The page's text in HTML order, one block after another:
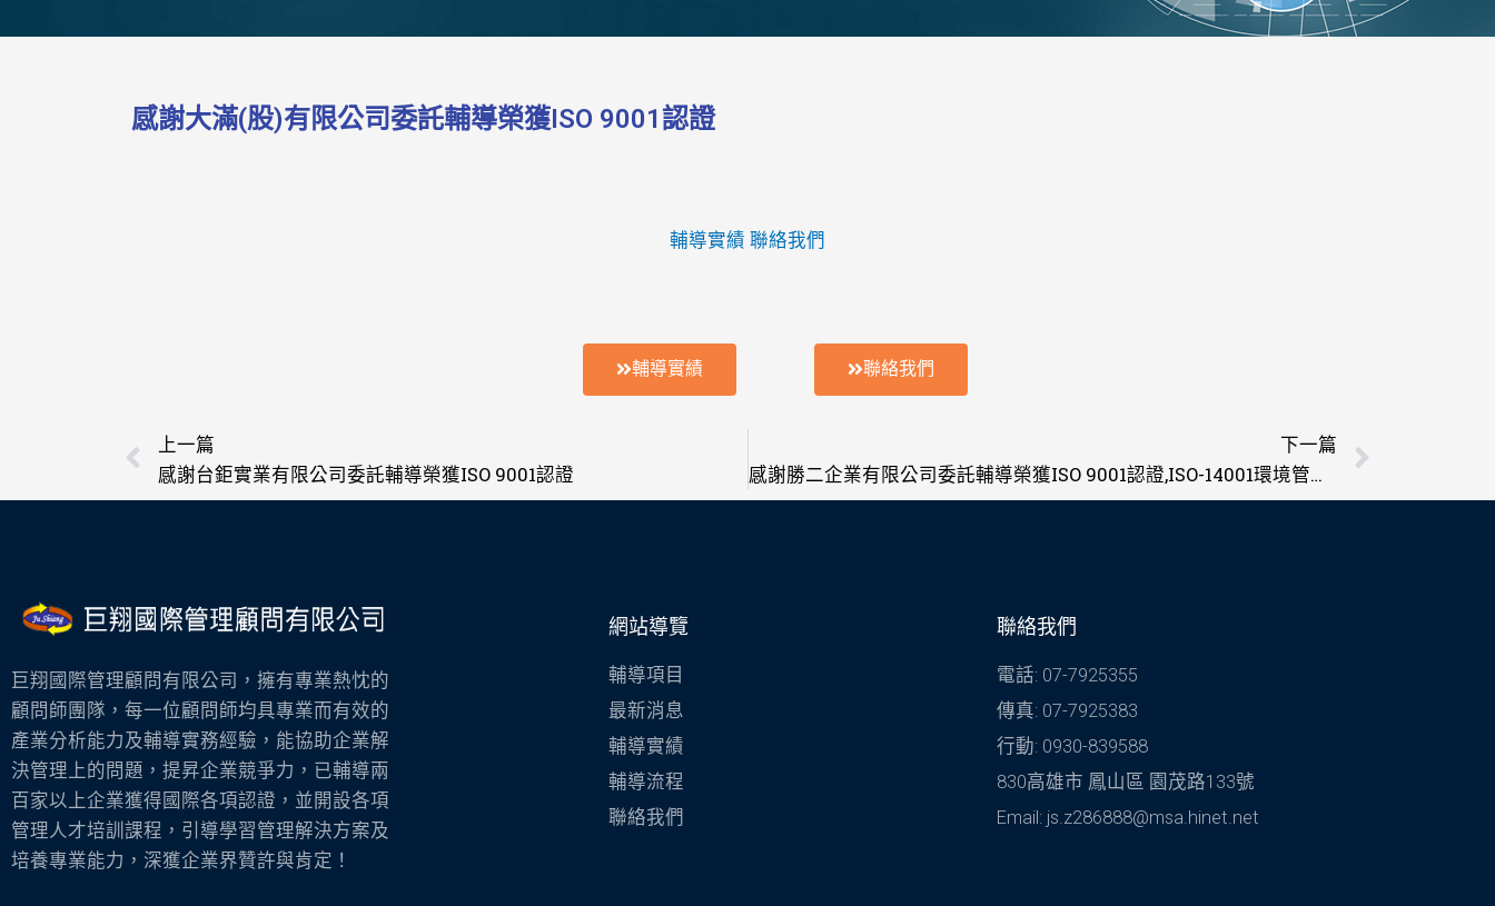
感謝大滿(股)有限公司委託輔導榮獲ISO 9001認證
輔導實績 聯絡我們
輔導實績 聯絡我們
上一頁
上一篇
感謝台鉅實業有限公司委託輔導榮獲ISO 9001認證
下一篇
感謝勝二企業有限公司委託輔導榮獲ISO 9001認證,ISO-14001環境管理系統認證
巨翔國際管理顧問有限公司，擁有專業熱忱的
顧問師團隊，每一位顧問師均具專業而有效的
產業分析能力及輔導實務經驗，能協助企業解
決管理上的問題，提昇企業競爭力，已輔導兩
百家以上企業獲得國際各項認證，並開設各項
管理人才培訓課程，引導學習管理解決方案及
培養專業能力，深獲企業界贊許與肯定！
網站導覽
輔導項目
最新消息
輔導實績
輔導流程
聯絡我們
聯絡我們
電話: 07-7925355
傳真: 07-7925383
行動: 0930-839588
830高雄市 鳳山區 園茂路133號
Email: js.z286888@msa.hinet.net